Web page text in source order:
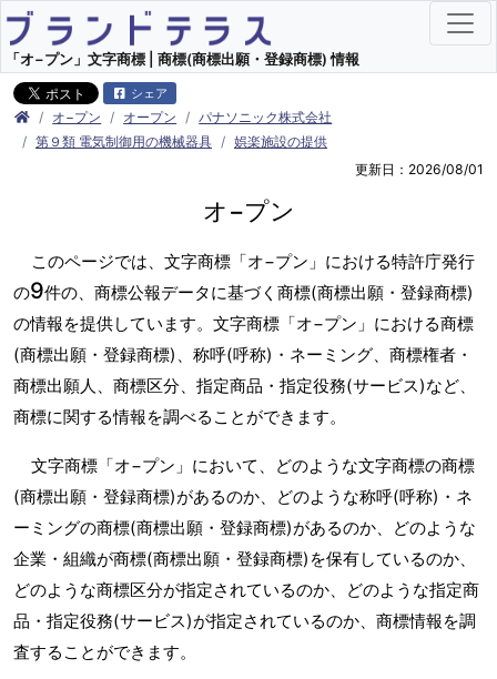
「オ−プン」文字商標 | 商標(商標出願・登録商標) 情報
シェア
オ−プン オープン
パナソニック株式会社
第９類 電気制御用の機械器具
娯楽施設の提供
更新日：2026/08/01
オ−プン
このページでは、文字商標「オ−プン」における特許庁発行
の9件の、商標公報データに基づく商標(商標出願・登録商標)
の情報を提供しています。文字商標「オ−プン」における商標
(商標出願・登録商標)、称呼(呼称)・ネーミング、商標権者・
商標出願人、商標区分、指定商品・指定役務(サービス)など、
商標に関する情報を調べることができます。
文字商標「オ−プン」において、どのような文字商標の商標
(商標出願・登録商標)があるのか、どのような称呼(呼称)・ネ
ーミングの商標(商標出願・登録商標)があるのか、どのような
企業・組織が商標(商標出願・登録商標)を保有しているのか、
どのような商標区分が指定されているのか、どのような指定商
品・指定役務(サービス)が指定されているのか、商標情報を調
査することができます。